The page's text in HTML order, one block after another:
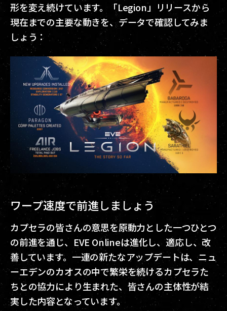
形を変え続けています。「Legion」リリースから
現在までの主要な動きを、データで確認してみま
しょう：
ワープ速度で前進しましょう
カプセラの皆さんの意思を原動力とした一つひとつ
の前進を通じ、EVE Onlineは進化し、適応し、改
善しています。一連の新たなアップデートは、ニュ
ーエデンのカオスの中で繁栄を続けるカプセラた
ちとの協力により生まれた、皆さんの主体性が結
実した内容となっています。